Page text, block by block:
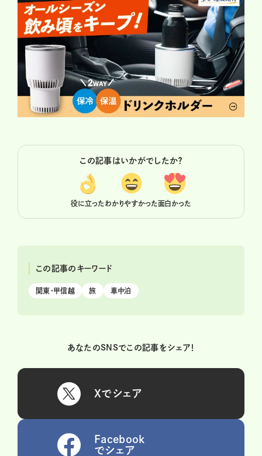
この記事はいかがでしたか？
役に立ったわかりやすかった面白かった
この記事のキーワード
関東・甲信越 旅 車中泊
あなたのSNSでこの記事をシェア！
Xでシェア
Facebook
でシェア